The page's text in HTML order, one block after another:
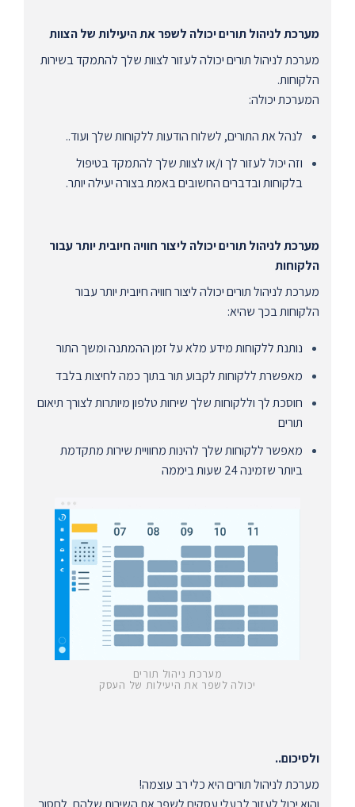
מערכת לניהול תורים יכולה לשפר את היעילות של הצוות
מערכת לניהול תורים יכולה לעזור לצוות שלך להתמקד בשירות
הלקוחות.
המערכת יכולה:
לנהל את התורים, לשלוח הודעות ללקוחות שלך ועוד..
וזה יכול לעזור לך ו/או לצוות שלך להתמקד בטיפול
בלקוחות ובדברים החשובים באמת בצורה יעילה יותר.
מערכת לניהול תורים יכולה ליצור חוויה חיובית יותר עבור
הלקוחות
מערכת לניהול תורים יכולה ליצור חוויה חיובית יותר עבור
הלקוחות בכך שהיא:
נותנת ללקוחות מידע מלא על זמן ההמתנה ומשך התור
מאפשרת ללקוחות לקבוע תור בתוך כמה לחיצות בלבד
חוסכת לך וללקוחות שלך שיחות טלפון מיותרות לצורך תיאום
תורים
מאפשר ללקוחות שלך להינות מחוויית שירות מתקדמת
ביותר שזמינה 24 שעות ביממה
מערכת ניהול תורים
יכולה לשפר את היעילות של העסק
ולסיכום..
מערכת לניהול תורים היא כלי רב עוצמה!